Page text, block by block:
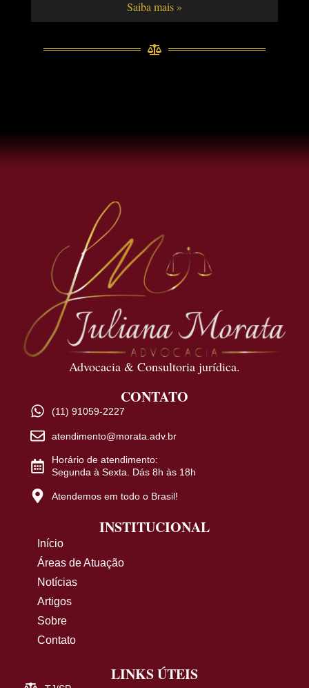
Saiba mais »
Advocacia & Consultoria jurídica.
CONTATO
(11) 91059-2227
atendimento@morata.adv.br
Horário de atendimento:
Segunda à Sexta. Dás 8h às 18h
Atendemos em todo o Brasil!
INSTITUCIONAL
Início
Áreas de Atuação
Notícias
Artigos
Sobre
Contato
LINKS ÚTEIS